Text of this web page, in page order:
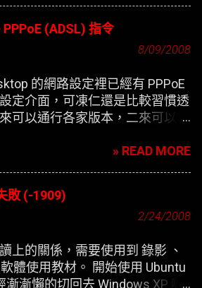
(ADSL) 指令
8/09/2008
的網路設定裡已經有 PPPoE
定介面，可凍仁還是比較習慣透
可以通行各家版本，二來可以在
» READ MORE
敗 (-1909)
2/24/2008
上的關係，需要使用到 錄影 、
體使用教材。 開始使用 Ubuntu
漸漸懶的切回去 Windows XP 啊